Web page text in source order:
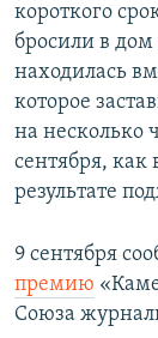
короткого
бросили в
находилась
которое
на несколько
сентября, как
результате
9 сентября
премию
Союза